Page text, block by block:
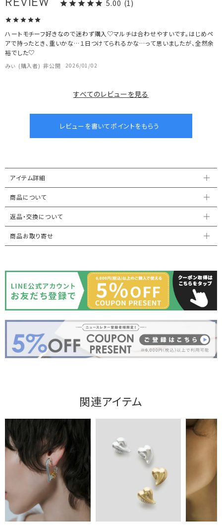
5.00 1
みぃ 購入者 非公開 2026/01/02
ハートモチーフ好きなので迷わず購入♡マルチは合わせやすいです。はじめペ
アで持ったとき、重いかな…１日つけてられるかな…って思いましたが、全然余
裕でした♡
すべてのレビューを見る
アイテム詳細
商品について
返品・交換について
商品お取り寄せ
関連アイテム